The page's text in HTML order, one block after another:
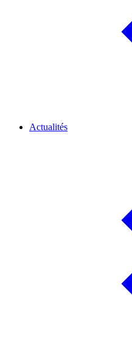
Actualités